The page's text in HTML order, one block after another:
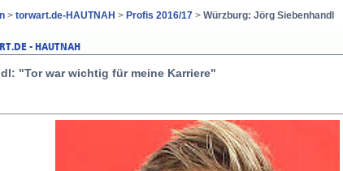
> torwart.de-HAUTNAH > Profis 2016/17 > Würzburg: Jörg Siebenhandl
"Tor war wichtig für meine Karriere"